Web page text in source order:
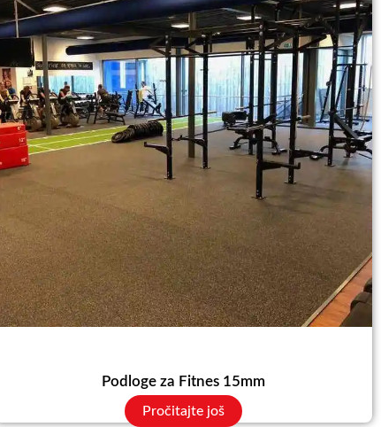
Podloge za Fitnes 15mm
Pročitajte još